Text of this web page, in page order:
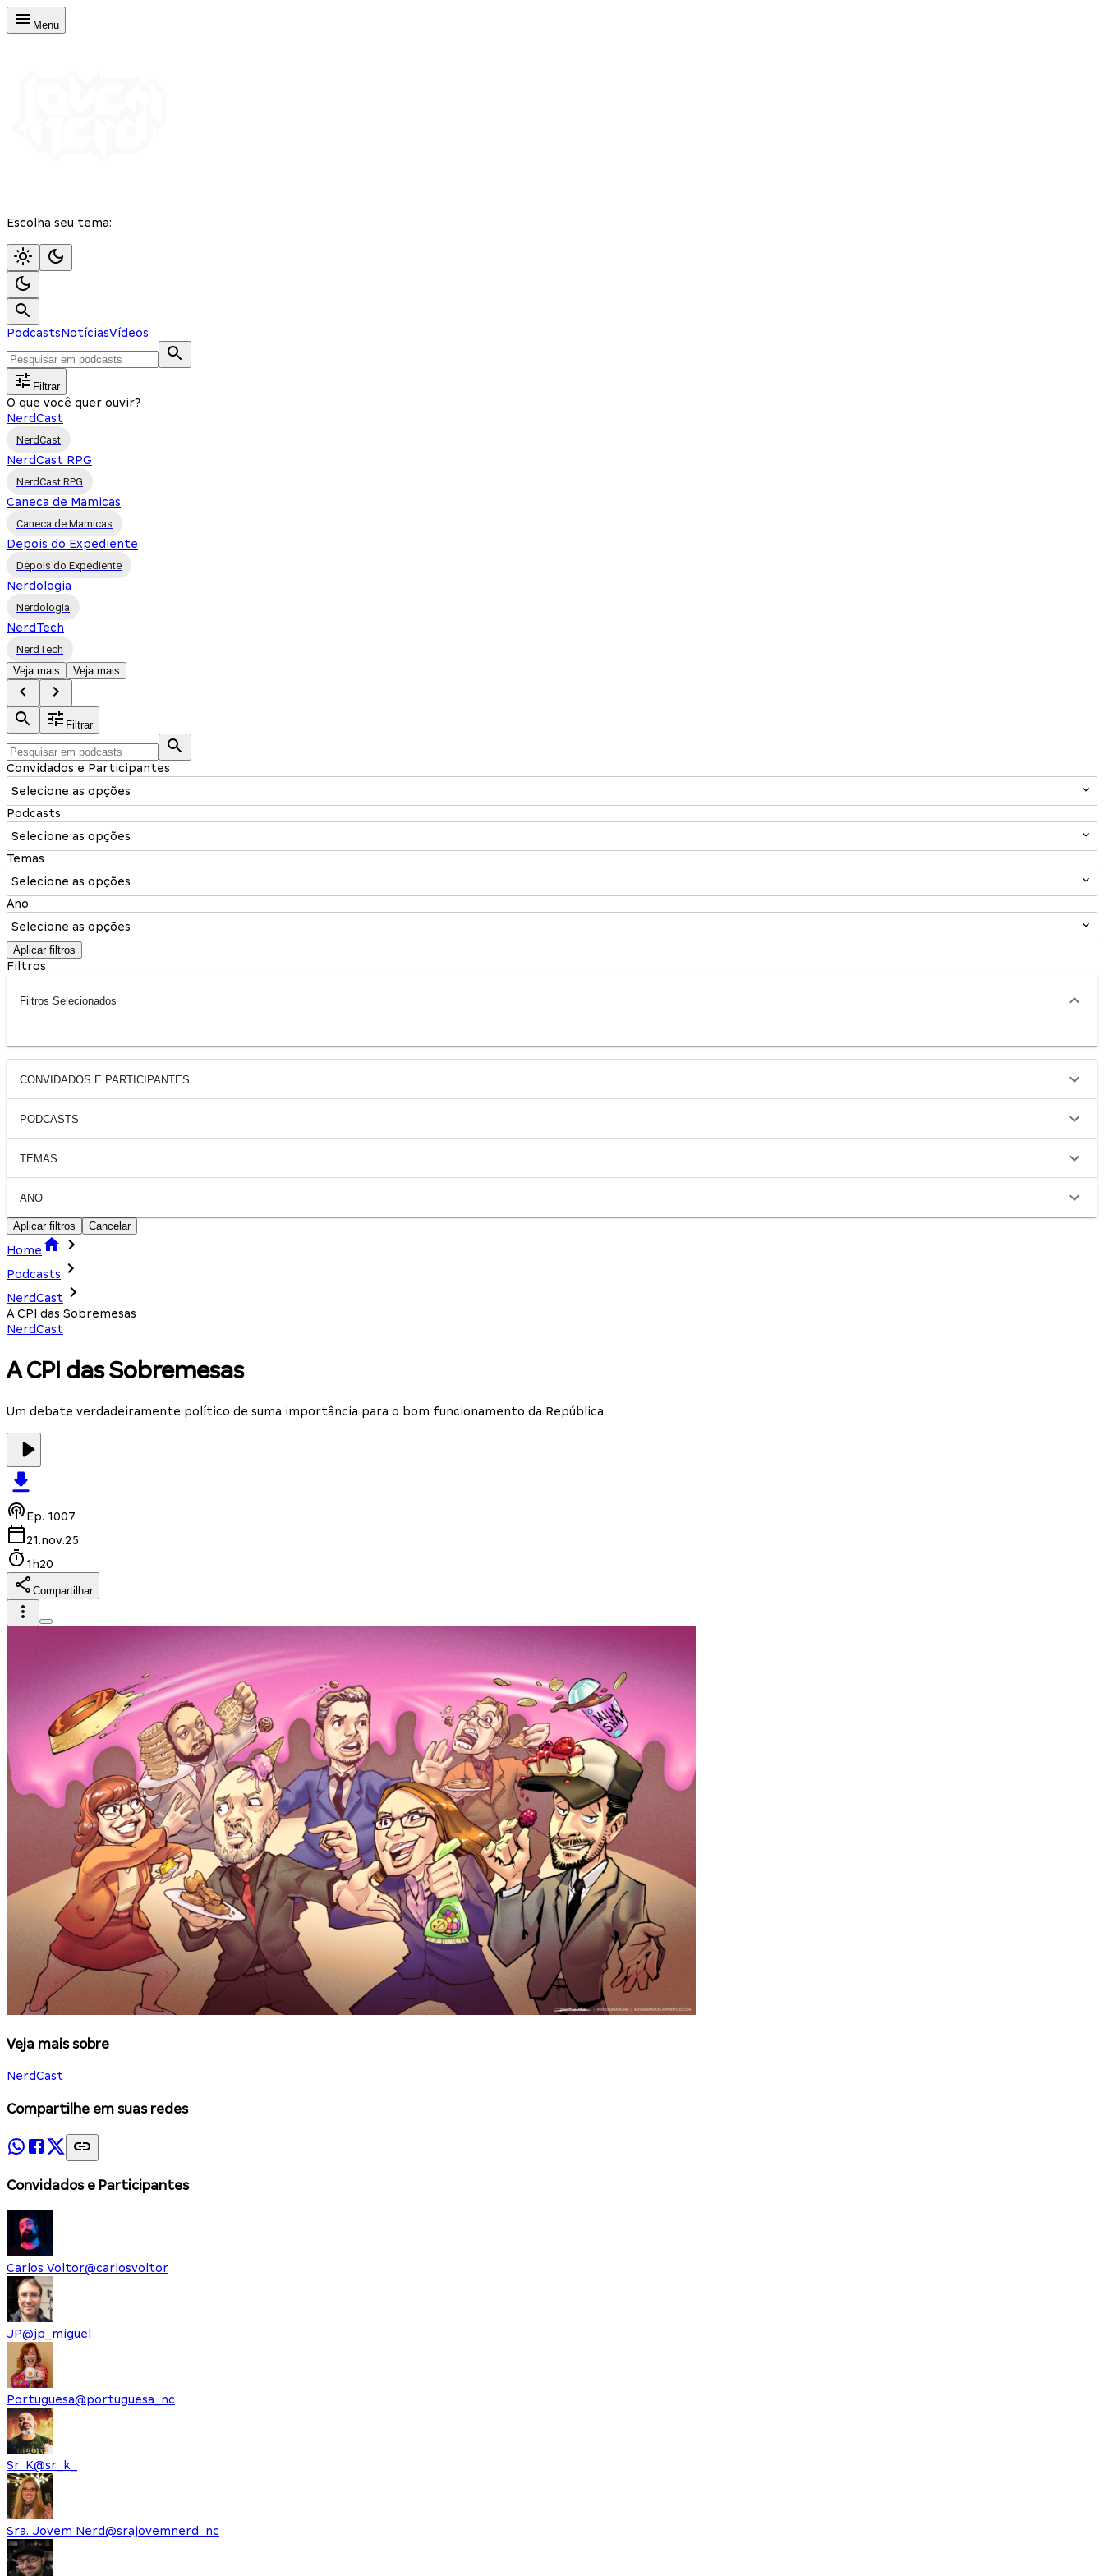
Menu
Escolha seu tema:
PodcastsNotíciasVídeos
Filtrar
O que você quer ouvir?
NerdCast
NerdCast
NerdCast RPG
NerdCast RPG
Caneca de Mamicas
Caneca de Mamicas
Depois do Expediente
Depois do Expediente
Nerdologia
Nerdologia
NerdTech
NerdTech
Veja mais
Veja mais
Filtrar
Convidados e Participantes
Selecione as opções
Podcasts
Selecione as opções
Temas
Selecione as opções
Ano
Selecione as opções
Aplicar filtros
Filtros
Filtros Selecionados
CONVIDADOS E PARTICIPANTES
PODCASTS
TEMAS
ANO
Aplicar filtros Cancelar
Home
Podcasts
NerdCast
A CPI das Sobremesas
NerdCast
A CPI das Sobremesas
Um debate verdadeiramente político de suma importância para o bom funcionamento da República.
Ep. 1007
21.nov.25
1h20
Compartilhar
Veja mais sobre
NerdCast
Compartilhe em suas redes
Convidados e Participantes
Carlos Voltor@carlosvoltor
JP@jp_miguel
Portuguesa@portuguesa_nc
Sr. K@sr_k_
Sra. Jovem Nerd@srajovemnerd_nc